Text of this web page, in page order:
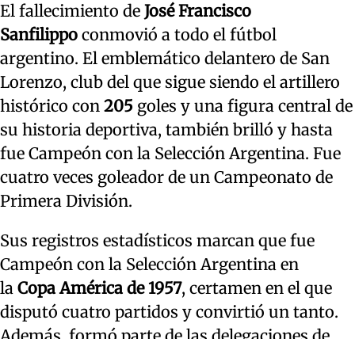
El fallecimiento de José Francisco
Sanfilippo conmovió a todo el fútbol
argentino. El emblemático delantero de San
Lorenzo, club del que sigue siendo el artillero
histórico con 205 goles y una figura central de
su historia deportiva, también brilló y hasta
fue Campeón con la Selección Argentina. Fue
cuatro veces goleador de un Campeonato de
Primera División.
Sus registros estadísticos marcan que fue
Campeón con la Selección Argentina en
la Copa América de 1957, certamen en el que
disputó cuatro partidos y convirtió un tanto.